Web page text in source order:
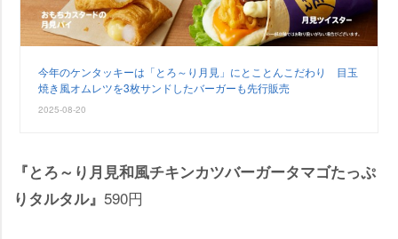
今年のケンタッキーは「とろ～り月見」にとことんこだわり 目玉
焼き風オムレツを3枚サンドしたバーガーも先行販売
2025-08-20
『とろ～り月見和風チキンカツバーガータマゴたっぷ
りタルタル』 590円